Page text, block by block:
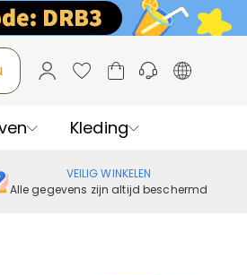
Kleding
VEILIG WINKELEN
Alle gegevens zijn altijd beschermd